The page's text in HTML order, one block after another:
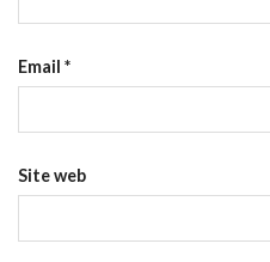
Email *
Site web